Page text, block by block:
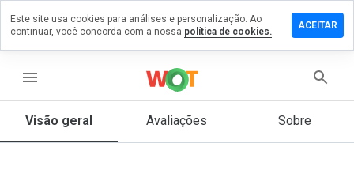
menu
Visão geral Avaliações Sobre
um
Este site usa cookies para análises e personalização. Ao
continuar, você concorda com a nossa política de cookies.
ACEITAR